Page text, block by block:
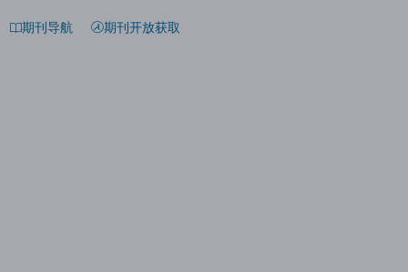
期刊导航 期刊开放获取